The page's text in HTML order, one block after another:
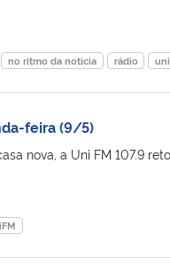
no ritmo da notícia rádio
feira (9/5)
nova, a Uni FM 107.9